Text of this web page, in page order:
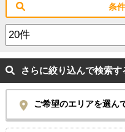
条
さらに絞り込んで検索す
ご希望のエリアを選ん